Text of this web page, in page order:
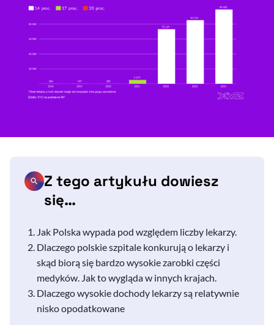
Z tego artykułu dowiesz
się…
Jak Polska wypada pod względem liczby lekarzy.
Dlaczego polskie szpitale konkurują o lekarzy i
skąd biorą się bardzo wysokie zarobki części
medyków. Jak to wygląda w innych krajach.
Dlaczego wysokie dochody lekarzy są relatywnie
nisko opodatkowane